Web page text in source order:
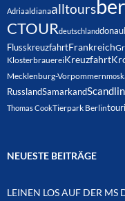
Adriaaldianaalltours
CTOURdeutschlanddonau
FlusskreuzfahrtFrankreich
KlosterbrauereiKreuzfahrt
Mecklenburg-Vorpommern
RusslandSamarkand
Thomas CookTierpark Berlin
NEUESTE BEITRÄGE
LEINEN LOS AUF DER MS